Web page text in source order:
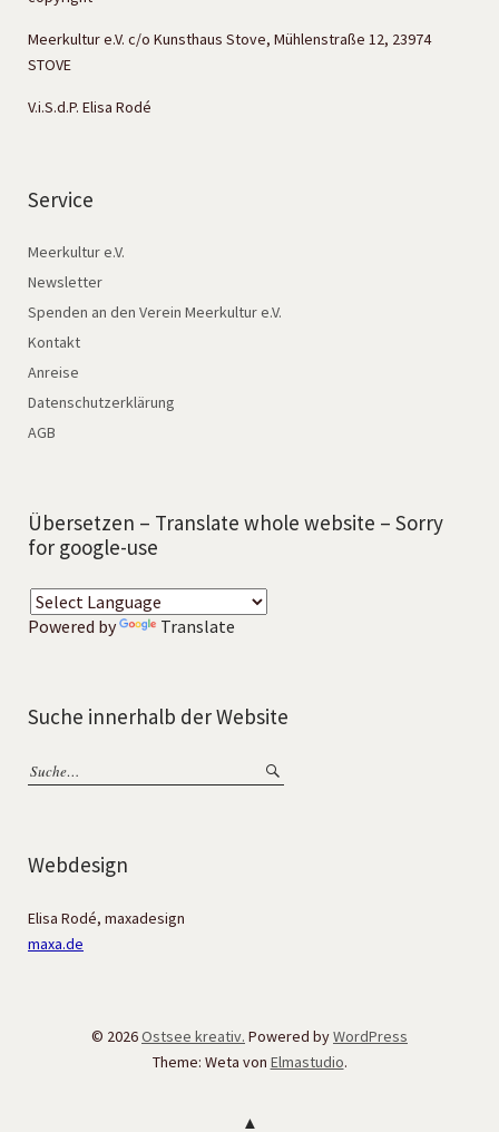
Meerkultur e.V. c/o Kunsthaus Stove, Mühlenstraße 12, 23974
STOVE
V.i.S.d.P. Elisa Rodé
Service
Meerkultur e.V.
Newsletter
Spenden an den Verein Meerkultur e.V.
Kontakt
Anreise
Datenschutzerklärung
AGB
Übersetzen – Translate whole website – Sorry
for google-use
Powered by Translate
Suche innerhalb der Website
Webdesign
Elisa Rodé, maxadesign
maxa.de
© 2026Ostsee kreativ. Powered byWordPress
Theme: Weta von Elmastudio.